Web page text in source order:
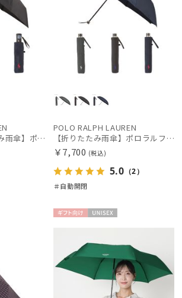
【自動開閉折りたたみ雨傘】ポロラルフ ローレン (POLO RALPH LAUREN) ワンポイントポロポニー 自動開閉 ワンタッチ
POLO RALPH LAUREN
【折りたたみ雨傘】ポロラルフ ローレン (POLO RALPH LAUREN) ワンポイントポロポニー 大きめ70cm
￥7,700 (税込)
5.0 （2）
＃自動開閉